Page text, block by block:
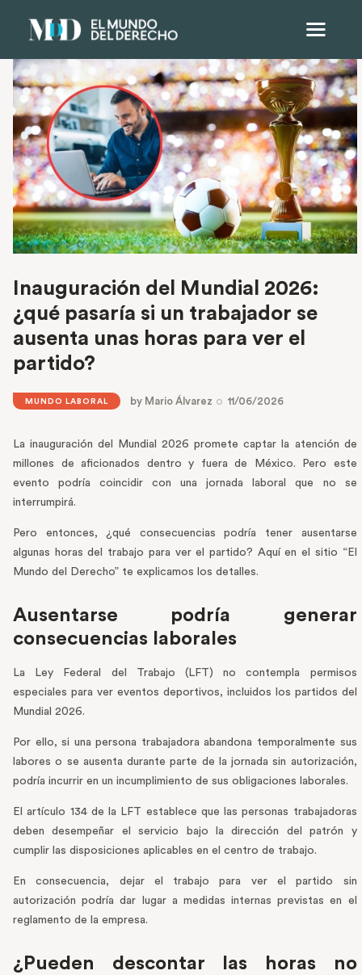
Inauguración del Mundial 2026:
¿qué pasaría si un trabajador se
ausenta unas horas para ver el
partido?
MUNDO LABORAL by Mario Álvarez 11/06/2026
La inauguración del Mundial 2026 promete captar la atención de
millones de aficionados dentro y fuera de México. Pero este
evento podría coincidir con una jornada laboral que no se
interrumpirá.
Pero entonces, ¿qué consecuencias podría tener ausentarse
algunas horas del trabajo para ver el partido? Aquí en el sitio “El
Mundo del Derecho” te explicamos los detalles.
Ausentarse podría generar
consecuencias laborales
La Ley Federal del Trabajo (LFT) no contempla permisos
especiales para ver eventos deportivos, incluidos los partidos del
Mundial 2026.
Por ello, si una persona trabajadora abandona temporalmente sus
labores o se ausenta durante parte de la jornada sin autorización,
podría incurrir en un incumplimiento de sus obligaciones laborales.
El artículo 134 de la LFT establece que las personas trabajadoras
deben desempeñar el servicio bajo la dirección del patrón y
cumplir las disposiciones aplicables en el centro de trabajo.
En consecuencia, dejar el trabajo para ver el partido sin
autorización podría dar lugar a medidas internas previstas en el
reglamento de la empresa.
¿Pueden descontar las horas no